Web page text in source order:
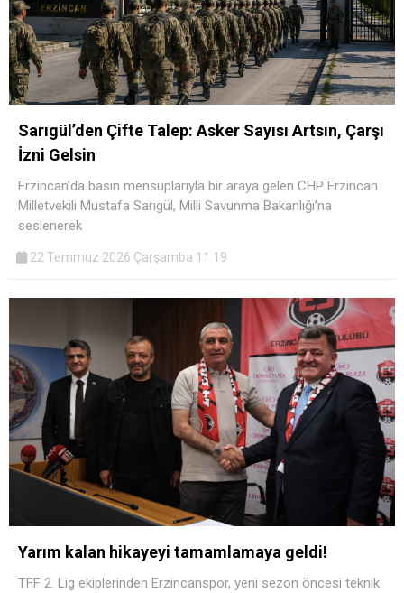
Sarıgül’den Çifte Talep: Asker Sayısı Artsın, Çarşı
İzni Gelsin
Erzincan’da basın mensuplarıyla bir araya gelen CHP Erzincan
Milletvekili Mustafa Sarıgül, Milli Savunma Bakanlığı’na
seslenerek
22 Temmuz 2026 Çarşamba 11:19
Yarım kalan hikayeyi tamamlamaya geldi!
TFF 2. Lig ekiplerinden Erzincanspor, yeni sezon öncesi teknik